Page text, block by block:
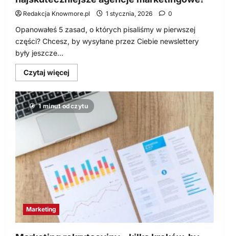
Redakcja Knowmore.pl 1 stycznia, 2026 0
Opanowałeś 5 zasad, o których pisaliśmy w pierwszej
części? Chcesz, by wysyłane przez Ciebie newslettery
były jeszcze...
Czytaj więcej
się
o
Naucz
się
pisać
newsletter,
dzięki
trikom,
z
jakich
korzystają
najskuteczniejsze
agencje
marketingowe!
1 minut odczytu
Marketing